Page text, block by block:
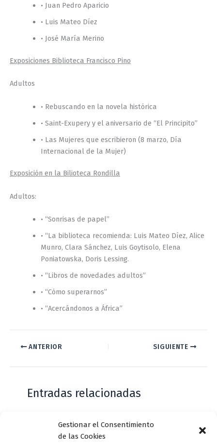
Gestionar el Consentimiento
de las Cookies
• Juan Pedro Aparicio
• Luis Mateo Díez
• José María Merino
Exposiciones Biblioteca Francisco Pino
Adultos
• Rebuscando en la novela histórica
• Saint-Exupery y el aniversario de “El Principito”
• Las Mujeres que escribieron (8 marzo, Día
Internacional de la Mujer)
Exposición en la Bilioteca Rondilla
Adultos:
• “Sonrisas de papel”
• “La biblioteca recomienda: Luis Mateo Díez, Alice
Munro, Clara Sánchez, Luis Goytisolo, Elena
Poniatowska, Doris Lessing.
• “Libros de novedades adultos”
• “Cómo superarnos”
• “Acercándonos a África”
ANTERIOR SIGUIENTE
Entradas relacionadas
Casa de Zorrilla conmemorarán el 168
aniversario del estreno de Don Juan